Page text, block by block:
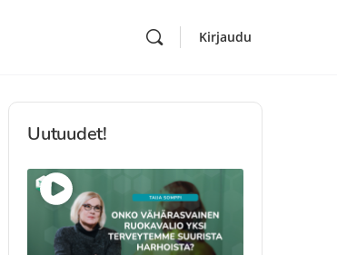
Kirjaudu
Uutuudet!